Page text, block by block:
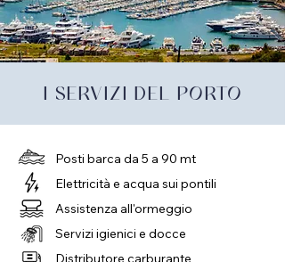
I SERVIZI DEL PORTO
Posti barca da 5 a 90 mt
Elettricità e acqua sui pontili
Assistenza all'ormeggio
Servizi igienici e docce
Distributore carburante